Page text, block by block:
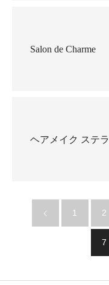
Salon de Charme
ヘアメイク ステラ
1 2
7